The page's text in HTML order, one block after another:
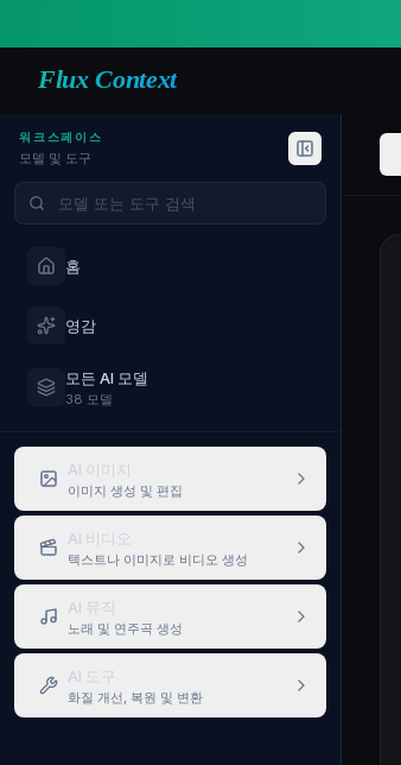
Flux Context
워크스페이스
모델 및 도구
모델 및 도구 검색
홈
영감
모든 AI 모델
38 모델
AI 이미지
이미지 생성 및 편집
AI 비디오
텍스트나 이미지로 비디오 생성
AI 뮤직
노래 및 연주곡 생성
AI 도구
화질 개선, 복원 및 변환